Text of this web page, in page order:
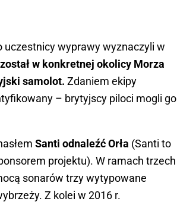
uczestnicy wyprawy wyznaczyli w
w konkretnej okolicy Morza
samolot. Zdaniem ekipy
– brytyjscy piloci mogli go
Santi odnaleźć Orła (Santi to
projektu). W ramach trzech
sonarów trzy wytypowane
Z kolei w 2016 r.